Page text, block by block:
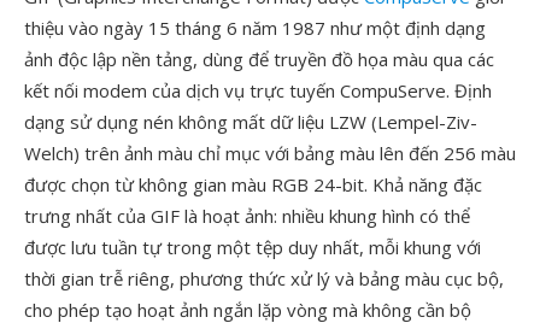
thiệu vào ngày 15 tháng 6 năm 1987 như một định dạng
ảnh độc lập nền tảng, dùng để truyền đồ họa màu qua các
kết nối modem của dịch vụ trực tuyến CompuServe. Định
dạng sử dụng nén không mất dữ liệu LZW (Lempel-Ziv-
Welch) trên ảnh màu chỉ mục với bảng màu lên đến 256 màu
được chọn từ không gian màu RGB 24-bit. Khả năng đặc
trưng nhất của GIF là hoạt ảnh: nhiều khung hình có thể
được lưu tuần tự trong một tệp duy nhất, mỗi khung với
thời gian trễ riêng, phương thức xử lý và bảng màu cục bộ,
cho phép tạo hoạt ảnh ngắn lặp vòng mà không cần bộ